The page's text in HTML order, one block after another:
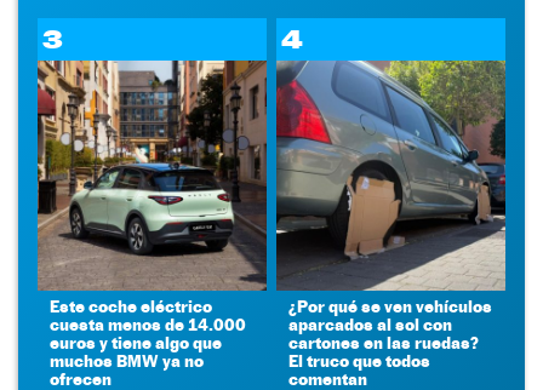
3
Este coche eléctrico
cuesta menos de 14.000
euros y tiene algo que
muchos BMW ya no
ofrecen
4
¿Por qué se ven vehículos
aparcados al sol con
cartones en las ruedas?
El truco que todos
comentan